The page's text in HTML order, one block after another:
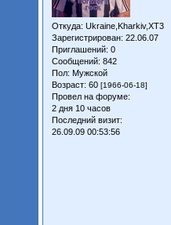
Откуда: Ukraine,Kharkiv,XT3
Зарегистрирован: 22.06.07
Приглашений: 0
Сообщений: 842
Пол: Мужской
Возраст: 60 [1966-06-18]
Провел на форуме:
2 дня 10 часов
Последний визит:
26.09.09 00:53:56